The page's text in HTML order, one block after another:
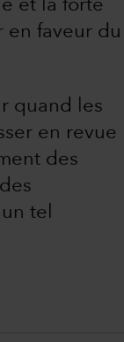
et la forte
en faveur du
quand les
en revue
des
tel